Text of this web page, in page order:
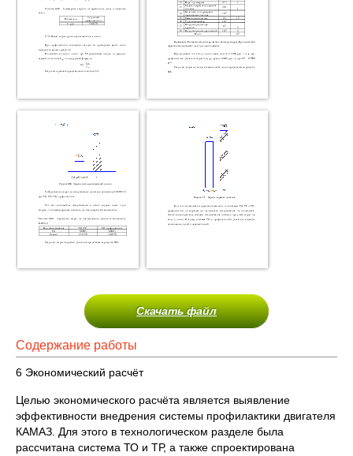
Скачать файл
Содержание работы
6 Экономический расчёт
Целью экономического расчёта является выявление
эффективности внедрения системы профилактики двигателя
КАМАЗ. Для этого в технологическом разделе была
рассчитана система ТО и ТР, а также спроектирована